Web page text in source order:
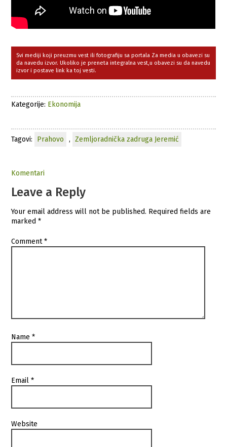
Svi mediji koji preuzmu vest ili fotografiju sa portala Za media u obavezi su
da navedu izvor. Ukoliko je preneta integralna vest,u obavezi su da navedu
izvor i postave link ka toj vesti.
Kategorije: Ekonomija
Tagovi: Prahovo , Zemljoradnička zadruga Jeremić
Komentari
Leave a Reply
Your email address will not be published. Required fields are
marked*
Comment*
Name*
Email*
Website